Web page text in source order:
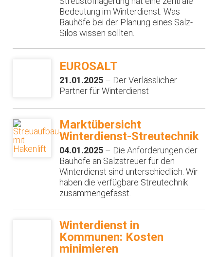
Bedeutung im Winterdienst. Was
Bauhöfe bei der Planung eines Salz-
Silos wissen sollten.
EUROSALT
21.01.2025 – Der Verlässlicher
Partner für Winterdienst
Marktübersicht
Winterdienst-Streutechnik
04.01.2025 – Die Anforderungen der
Bauhöfe an Salzstreuer für den
Winterdienst sind unterschiedlich. Wir
haben die verfügbare Streutechnik
zusammengefasst.
Winterdienst in
Kommunen: Kosten
minimieren